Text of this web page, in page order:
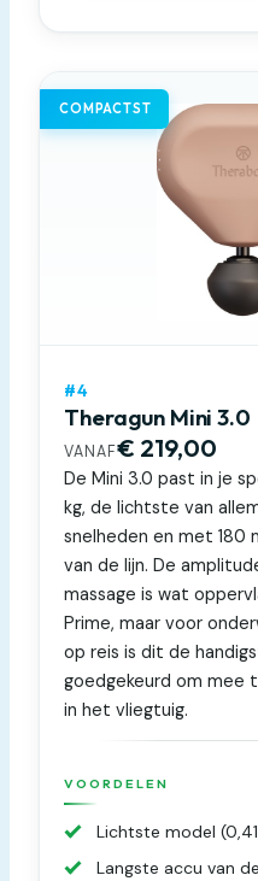
COMPACTST
#4
Theragun Mini 3.0
VANAF€ 219,00
De Mini 3.0 past in je
kg, de lichtste van
snelheden en met 180
van de lijn. De
massage is wat
Prime, maar voor
op reis is dit de
goedgekeurd om mee
in het vliegtuig.
VOORDELEN
Lichtste model
Langste accu van